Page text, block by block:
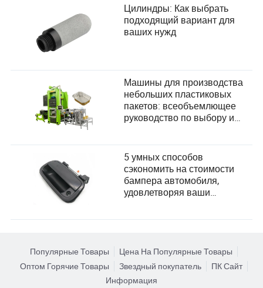
Цилиндры: Как выбрать
подходящий вариант для
ваших нужд
Машины для производства
небольших пластиковых
пакетов: всеобъемлющее
руководство по выбору и
потребностей пользователей
5 умных способов
сэкономить на стоимости
бампера автомобиля,
удовлетворяя ваши
Популярные Товары
Цена На Популярные Товары
Оптом Горячие Товары
Звездный покупатель
ПК Сайт
Информация